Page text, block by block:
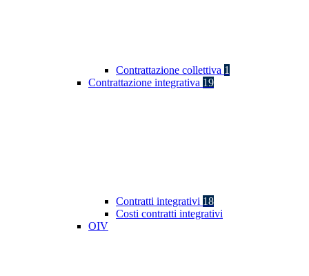
Contrattazione collettiva 1
Contrattazione integrativa 19
Contratti integrativi 18
Costi contratti integrativi
OIV